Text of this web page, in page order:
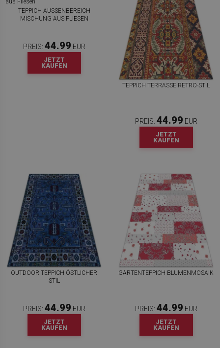
TEPPICH AUSSENBEREICH M
ISCHUNG AUS FLIESEN
PREIS: 44.99 EUR
JETZT
KAUFEN
TEPPICH TERRASSE RETRO-STIL
PREIS: 44.99 EUR
JETZT
KAUFEN
OUTDOOR TEPPICH ÖSTLICHER
STIL
PREIS: 44.99 EUR
JETZT
KAUFEN
GARTENTEPPICH BLUMENMOSAIK
PREIS: 44.99 EUR
JETZT
KAUFEN